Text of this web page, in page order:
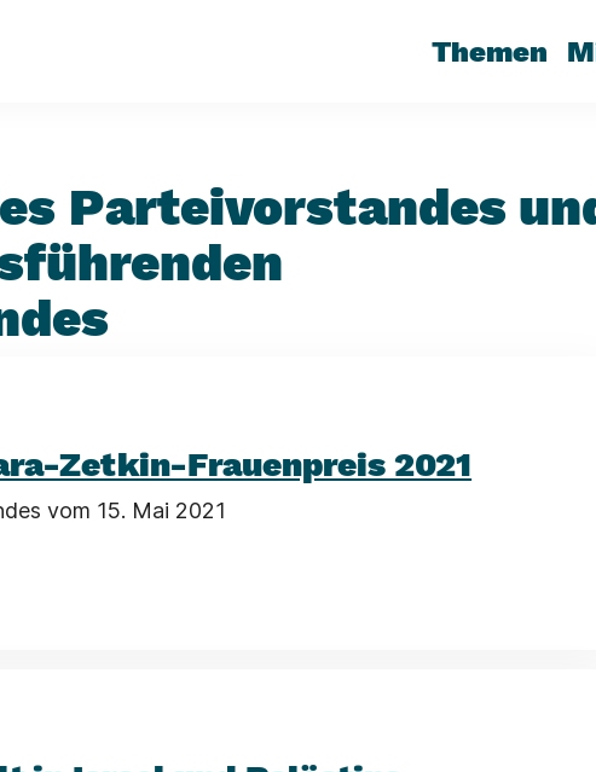
Themen
Parteivorstandes
Zetkin-Frauenpreis 2021
vom 15. Mai 2021